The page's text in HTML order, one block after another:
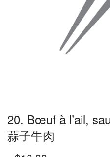
20. Bœuf à l’ail,
蒜子牛肉